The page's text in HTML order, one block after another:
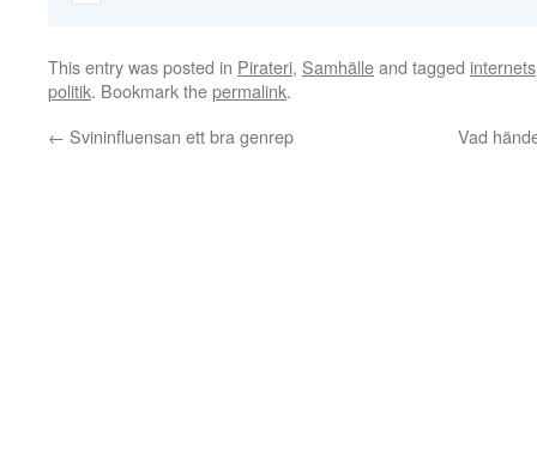
This entry was posted in Pirateri, Samhälleand tagged internets
politik. Bookmark thepermalink.
← Svininfluensan ett bra genrep Vad